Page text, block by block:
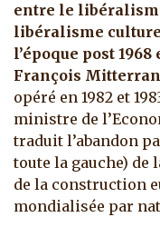
entre le
libéralisme
l’époque post
François
opéré en 1982 et
ministre de
traduit l’abandon
toute la gauche) de
de la construction
mondialisée par